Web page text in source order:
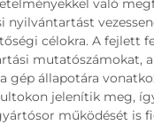
való
nyilvántartást
célokra. A fejlett
mutatószámokat,
gép állapotára
jelenítik meg,
működését is